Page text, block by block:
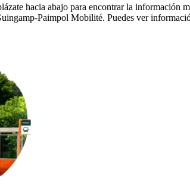
hacia abajo para encontrar la información
Paimpol Mobilité. Puedes ver